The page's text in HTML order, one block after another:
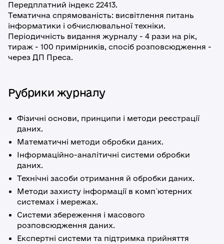
Передплатний індекс 22413.
Тематична спрямованість: висвітлення питань
інформатики і обчислювальної техніки.
Періодичність видання журналу - 4 рази на рік,
тираж - 100 примірників, спосіб розповсюдження -
через ДП Преса.
Рубрики журналу
Фізичні основи, принципи і методи реєстрації
даних.
Математичні методи обробки даних.
Інформаційно-аналітичні системи обробки
даних.
Технічні засоби отримання й обробки даних.
Методи захисту інформації в комп`ютерних
системах і мережах.
Системи збереження і масового
розповсюдження даних.
Експертні системи та підтримка прийняття